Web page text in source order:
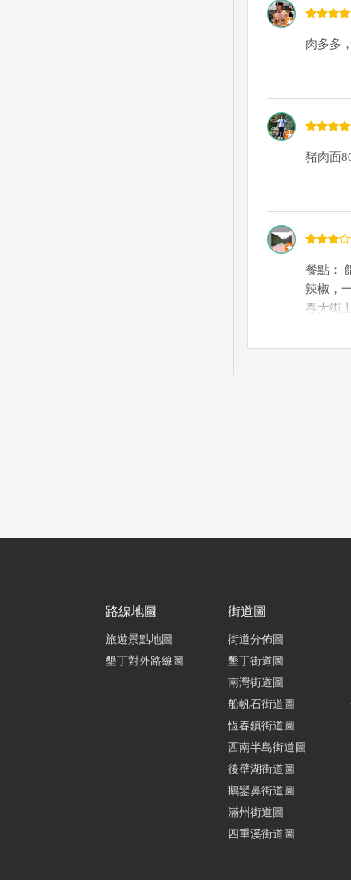
肉多多
豬肉面
餐點：
辣椒，
春大街
豬三寶
血超讚
一般的
價而言
路線地圖
旅遊景點地圖
墾丁對外路線圖
街道圖
街道分佈圖
墾丁街道圖
南灣街道圖
船帆石街道圖
恆春鎮街道圖
西南半島街道圖
後壁湖街道圖
鵝鑾鼻街道圖
滿州街道圖
四重溪街道圖